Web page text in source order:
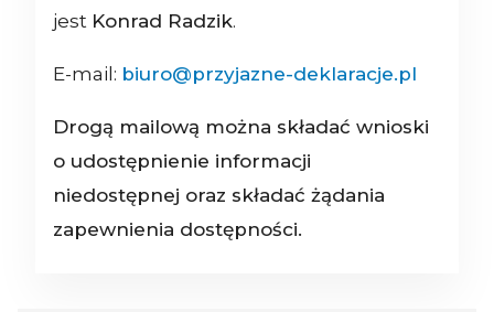
jest Konrad Radzik.
E-mail: biuro@przyjazne-deklaracje.pl
Drogą mailową można składać wnioski
o udostępnienie informacji
niedostępnej oraz składać żądania
zapewnienia dostępności.